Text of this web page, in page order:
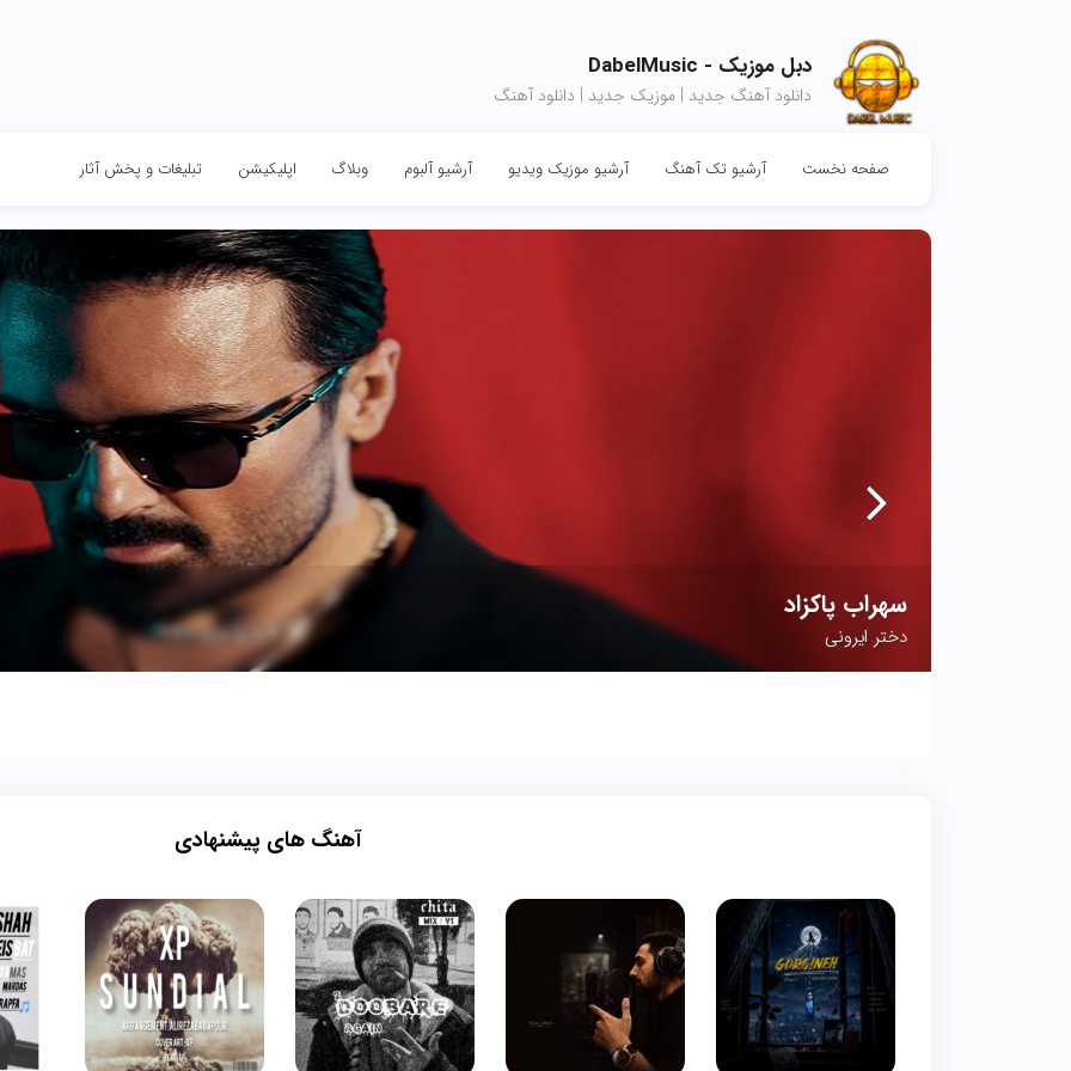
دبل موزیک - DabelMusic
دانلود آهنگ جدید | موزیک جدید | دانلود آهنگ
صفحه نخست آرشیو تک آهنگ آرشیو موزیک ویدیو آرشیو آلبوم وبلاگ اپلیکیشن تبلیغات و پخش آثار
سهراب پاکزاد
دختر ایرونی
آهنگ های پیشنهادی